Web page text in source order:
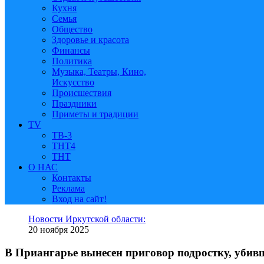
Кухня
Семья
Общество
Здоровье и красота
Финансы
Политика
Музыка, Театры, Кино,
Искусство
Происшествия
Праздники
Приметы и традиции
TV
ТВ-3
ТНТ4
ТНТ
О НАС
Контакты
Реклама
Вход на сайт!
Новости Иркутской области:
20 ноября 2025
В Приангарье вынесен приговор подростку,